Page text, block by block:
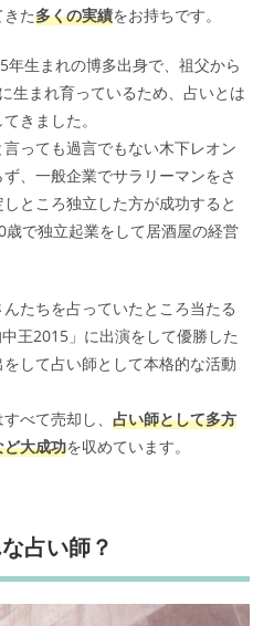
きた多くの実績をお持ちです。
生まれの博多出身で、祖父から
生まれ育っているため、占いとは
きました。
言っても過言でもない木下レオン
、一般企業でサラリーマンをさ
ところ独立した方が成功すると
で独立起業をして居酒屋の経営
たちを占っていたところ当たる
王2015」に出演をして優勝した
して占い師として本格的な活動
べて売却し、占い師として多方
大成功を収めています。
占い師？